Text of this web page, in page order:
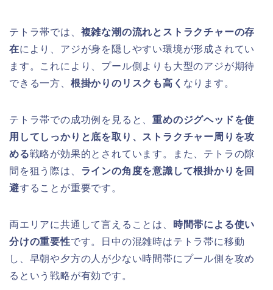
テトラ帯では、 複雑な潮の流れとストラクチャーの存
在により、アジが身を隠しやすい環境が形成されてい
ます。これにより、プール側よりも大型のアジが期待
できる一方、 根掛かりのリスクも高く なります。
テトラ帯での成功例を見ると、重めのジグヘッドを使
用してしっかりと底を取り、ストラクチャー周りを攻
める戦略が効果的とされています。また、テトラの隙
間を狙う際は、 ラインの角度を意識して根掛かりを回
避することが重要です。
両エリアに共通して言えることは、
時間帯による使い
分けの重要性です。日中の混雑時はテトラ帯に移動
し、早朝や夕方の人が少ない時間帯にプール側を攻め
るという戦略が有効です。